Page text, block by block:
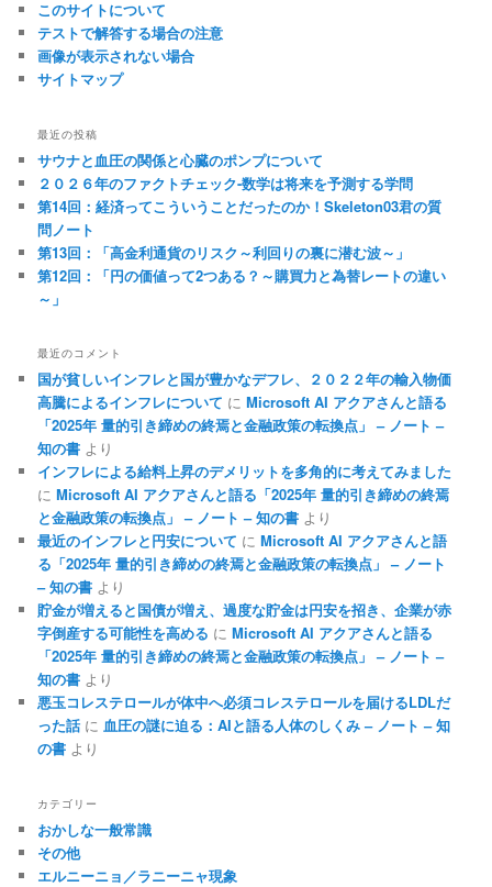
このサイトについて
テストで解答する場合の注意
画像が表示されない場合
サイトマップ
最近の投稿
サウナと血圧の関係と心臓のポンプについて
２０２６年のファクトチェック-数学は将来を予測する学問
第14回：経済ってこういうことだったのか！Skeleton03君の質
問ノート
第13回：「高金利通貨のリスク～利回りの裏に潜む波～」
第12回：「円の価値って2つある？～購買力と為替レートの違い
～」
最近のコメント
国が貧しいインフレと国が豊かなデフレ、２０２２年の輸入物価
高騰によるインフレについて にMicrosoft AI アクアさんと語る
「2025年 量的引き締めの終焉と金融政策の転換点」 – ノート –
知の書 より
インフレによる給料上昇のデメリットを多角的に考えてみました
にMicrosoft AI アクアさんと語る「2025年 量的引き締めの終焉
と金融政策の転換点」 – ノート – 知の書 より
最近のインフレと円安について にMicrosoft AI アクアさんと語
る「2025年 量的引き締めの終焉と金融政策の転換点」 – ノート
– 知の書 より
貯金が増えると国債が増え、過度な貯金は円安を招き、企業が赤
字倒産する可能性を高める にMicrosoft AI アクアさんと語る
「2025年 量的引き締めの終焉と金融政策の転換点」 – ノート –
知の書 より
悪玉コレステロールが体中へ必須コレステロールを届けるLDLだ
った話 に血圧の謎に迫る：AIと語る人体のしくみ – ノート – 知
の書 より
カテゴリー
おかしな一般常識
その他
エルニーニョ／ラニーニャ現象